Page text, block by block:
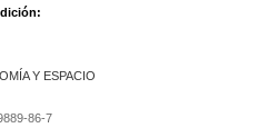
Y ESPACIO
86-7